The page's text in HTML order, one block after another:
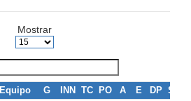
Mostrar
Equipo G INN TC PO A E DP SB